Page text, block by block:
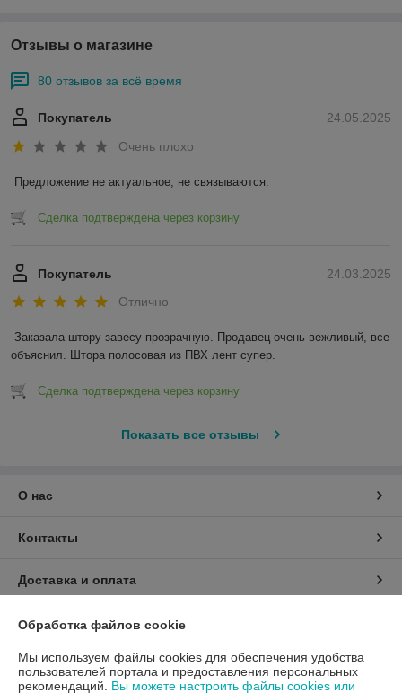
Отзывы о магазине
80 отзывов за всё время
24.05.2025
Покупатель
Очень плохо
Предложение не актуальное, не связываются.
Сделка подтверждена через корзину
24.03.2025
Покупатель
Отлично
Заказала штору завесу прозрачную. Продавец очень вежливый, все
объяснил. Штора полосовая из ПВХ лент супер.
Сделка подтверждена через корзину
Показать все отзывы
О нас
Контакты
Доставка и оплата
График работы
Полная версия сайта
Обработка файлов cookie
Мы используем файлы cookies для обеспечения удобства
пользователей портала и предоставления персональных
рекомендаций. Вы можете настроить файлы cookies или